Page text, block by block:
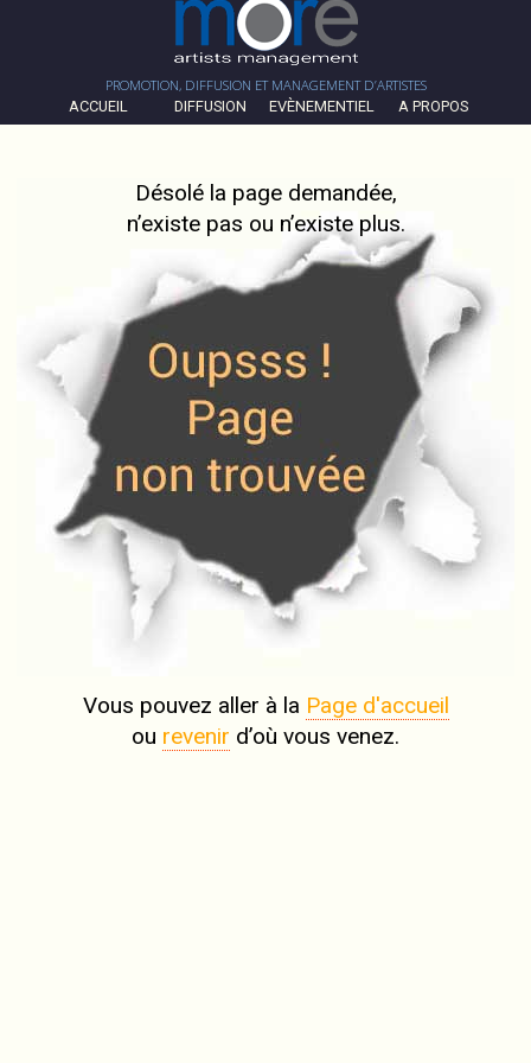
PROMOTION, DIFFUSION ET MANAGEMENT D’ARTISTES
ACCUEIL
DIFFUSION EVÈNEMENTIEL A PROPOS
Désolé la page demandée,
n’existe pas ou n’existe plus.
Vous pouvez aller à la Page d'accueil
ou revenir d’où vous venez.